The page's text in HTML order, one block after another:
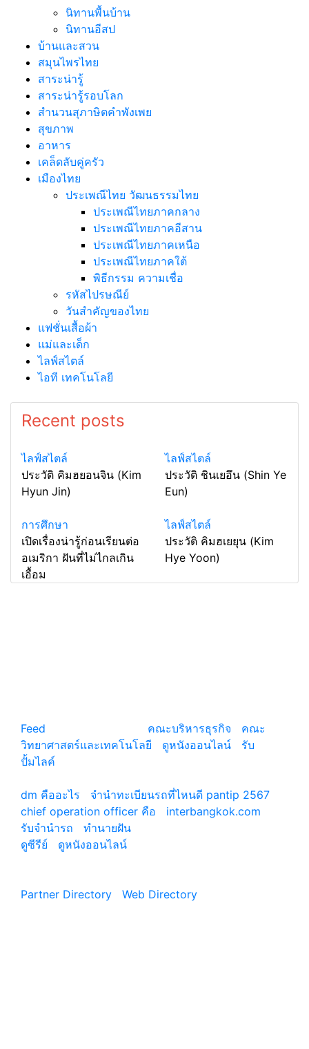
นิทานพื้นบ้าน
นิทานอีสป
บ้านและสวน
สมุนไพรไทย
สาระน่ารู้
สาระน่ารู้รอบโลก
สำนวนสุภาษิตคำพังเพย
สุขภาพ
อาหาร
เคล็ดลับคู่ครัว
เมืองไทย
ประเพณีไทย วัฒนธรรมไทย
ประเพณีไทยภาคกลาง
ประเพณีไทยภาคอีสาน
ประเพณีไทยภาคเหนือ
ประเพณีไทยภาคใต้
พิธีกรรม ความเชื่อ
รหัสไปรษณีย์
วันสำคัญของไทย
แฟชั่นเสื้อผ้า
แม่และเด็ก
ไลฟ์สไตล์
ไอที เทคโนโลยี
Recent posts
ไลฟ์สไตล์
ประวัติ คิมฮยอนจิน (Kim
Hyun Jin)
ไลฟ์สไตล์
ประวัติ ชินเยอึน (Shin Ye
Eun)
การศึกษา
เปิดเรื่องน่ารู้ก่อนเรียนต่อ
อเมริกา ฝันที่ไม่ไกลเกิน
เอื้อม
ไลฟ์สไตล์
ประวัติ คิมฮเยยุน (Kim
Hye Yoon)
Feed
คณะบริหารธุรกิจ
คณะ
วิทยาศาสตร์และเทคโนโลยี
ดูหนังออนไลน์
รับ
ปั้มไลค์
dm คืออะไร
จํานําทะเบียนรถที่ไหนดี pantip 2567
chief operation officer คือ
interbangkok.com
รับจํานํารถ
ทํานายฝัน
ดูซีรีย์
ดูหนังออนไลน์
Partner Directory Web Directory